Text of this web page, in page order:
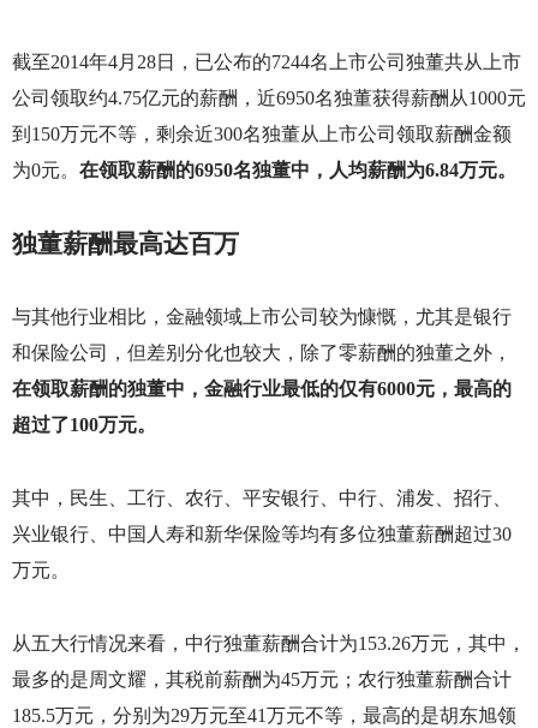
截至2014年4月 28日，已公布的7244名上市公司独董共从上市
公司领取约4.75亿元的薪酬，近6950名独董获得薪酬从1000元
到 150万元不等，剩余近300名独董从上市公司领取薪酬金额
为0元。 在领取薪酬的6950名独董中，人均薪酬为6.84万元。
独董薪酬最高达百万
与其他行业相比，金融领域上市公司较为慷慨，尤其是银行
和保险公司，但差别分化也较大，除了零薪酬的独董之外，
在领取薪酬的独董中，金融行业最低的仅有6000元，最高的
超过了100万元。
其中，民生、工行、农行、平安银行、中行、浦发、招行、
兴业银行、中国人寿和新华保险等均有多位独董薪酬超过30
万元。
从五大行情况来看，中行独董薪酬合计为153.26万元，其中，
最多的是周文耀，其税前薪酬为45万元；农行独董薪酬合计
185.5万元，分别为29万元至41万元不等，最高的是胡东旭领